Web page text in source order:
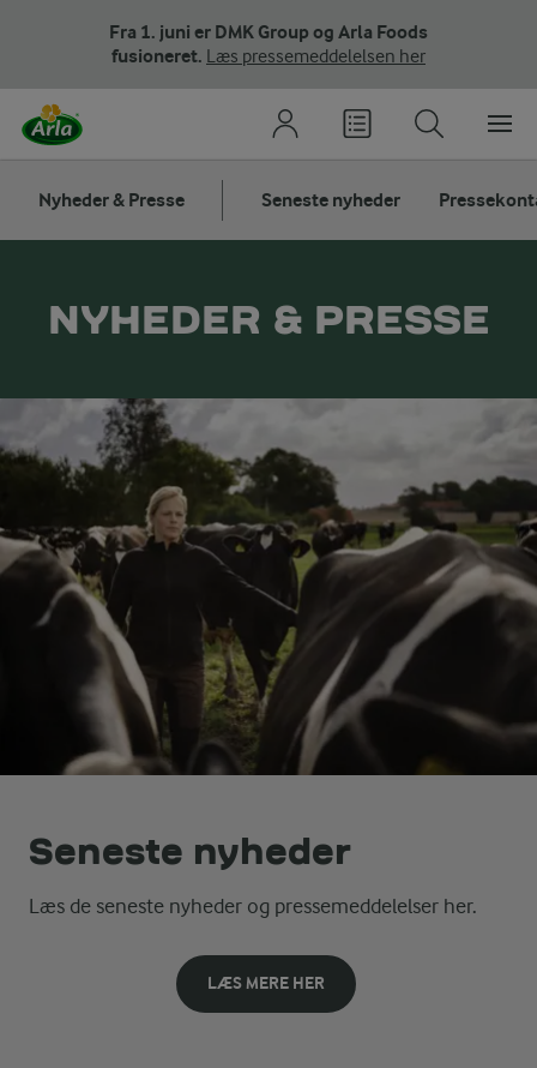
Fra 1. juni er DMK Group og Arla Foods
fusioneret. Læs pressemeddelelsen her
Nyheder & Presse Seneste nyheder
NYHEDER & PRESSE
Seneste nyheder
Læs de seneste nyheder og pressemeddelelser her.
LÆS MERE HER